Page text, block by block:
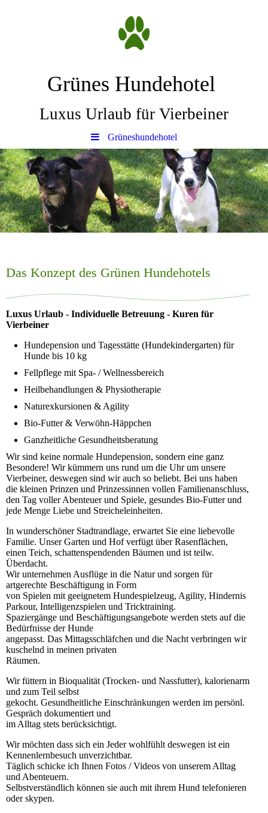
Grünes Hundehotel
Luxus Urlaub für Vierbeiner
Grüneshundehotel
Das Konzept des Grünen Hundehotels
Luxus Urlaub - Individuelle Betreuung - Kuren für
Vierbeiner
Hundepension und Tagesstätte (Hundekindergarten) für
Hunde bis 10 kg
Fellpflege mit Spa- / Wellnessbereich
Heilbehandlungen & Physiotherapie
Naturexkursionen & Agility
Bio-Futter & Verwöhn-Häppchen
Ganzheitliche Gesundheitsberatung
Wir sind keine normale Hundepension, sondern eine ganz
Besondere! Wir kümmern uns rund um die Uhr um unsere
Vierbeiner, deswegen sind wir auch so beliebt. Bei uns haben
die kleinen Prinzen und Prinzessinnen vollen Familienanschluss,
den Tag voller Abenteuer und Spiele, gesundes Bio-Futter und
jede Menge Liebe und Streicheleinheiten.
In wunderschöner Stadtrandlage, erwartet Sie eine liebevolle
Familie. Unser Garten und Hof verfügt über Rasenflächen,
einen Teich, schattenspendenden Bäumen und ist teilw.
Überdacht.
Wir unternehmen Ausflüge in die Natur und sorgen für
artgerechte Beschäftigung in Form
von Spielen mit geeignetem Hundespielzeug, Agility, Hindernis
Parkour, Intelligenzspielen und Tricktraining.
Spaziergänge und Beschäftigungsangebote werden stets auf die
Bedürfnisse der Hunde
angepasst. Das Mittagsschläfchen und die Nacht verbringen wir
kuschelnd in meinen privaten
Räumen.
Wir füttern in Bioqualität (Trocken- und Nassfutter), kalorienarm
und zum Teil selbst
gekocht. Gesundheitliche Einschränkungen werden im persönl.
Gespräch dokumentiert und
im Alltag stets berücksichtigt.
Wir möchten dass sich ein Jeder wohlfühlt deswegen ist ein
Kennenlernbesuch unverzichtbar.
Täglich schicke ich Ihnen Fotos / Videos von unserem Alltag
und Abenteuern.
Selbstverständlich können sie auch mit ihrem Hund telefonieren
oder skypen.